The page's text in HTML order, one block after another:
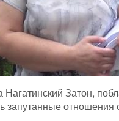
Затон,
запутанные